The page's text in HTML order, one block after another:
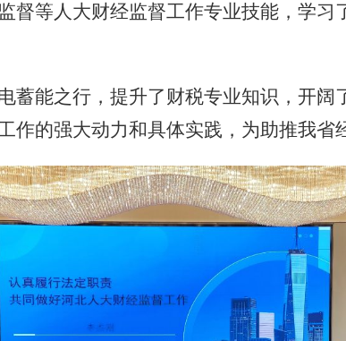
督等人大财经监督工作专业技能，学习
能之行，提升了财税专业知识，开阔
作的强大动力和具体实践，为助推我省